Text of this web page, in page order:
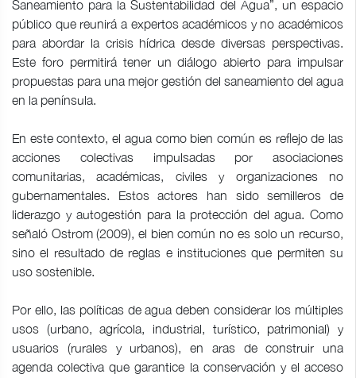
Saneamiento para la Sustentabilidad del Agua”, un espacio
público que reunirá a expertos académicos y no académicos
para abordar la crisis hídrica desde diversas perspectivas.
Este foro permitirá tener un diálogo abierto para impulsar
propuestas para una mejor gestión del saneamiento del agua
en la península.
En este contexto, el agua como bien común es reflejo de las
acciones colectivas impulsadas por asociaciones
comunitarias, académicas, civiles y organizaciones no
gubernamentales. Estos actores han sido semilleros de
liderazgo y autogestión para la protección del agua. Como
señaló Ostrom (2009), el bien común no es solo un recurso,
sino el resultado de reglas e instituciones que permiten su
uso sostenible.
Por ello, las políticas de agua deben considerar los múltiples
usos (urbano, agrícola, industrial, turístico, patrimonial) y
usuarios (rurales y urbanos), en aras de construir una
agenda colectiva que garantice la conservación y el acceso